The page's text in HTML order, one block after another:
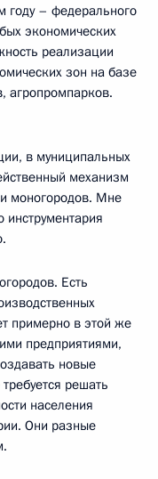
году – федерального
экономических
реализации
зон на базе
агропромпарков.
в муниципальных
механизм
моногородов. Мне
инструментария
Есть
примерно в этой же
предприятиями,
новые
решать
населения
Они разные